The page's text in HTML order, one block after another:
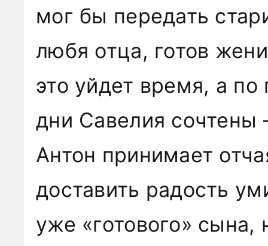
мог бы передать
любя отца, готов
это уйдет время, а по
дни Савелия
Антон принимает
доставить радость
уже «готового» сына,